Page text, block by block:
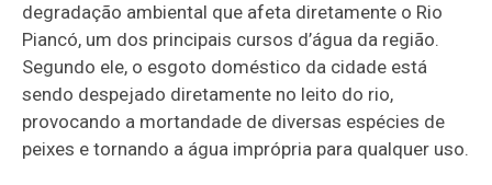
degradação ambiental que afeta diretamente o Rio
Piancó, um dos principais cursos d’água da região.
Segundo ele, o esgoto doméstico da cidade está
sendo despejado diretamente no leito do rio,
provocando a mortandade de diversas espécies de
peixes e tornando a água imprópria para qualquer uso.